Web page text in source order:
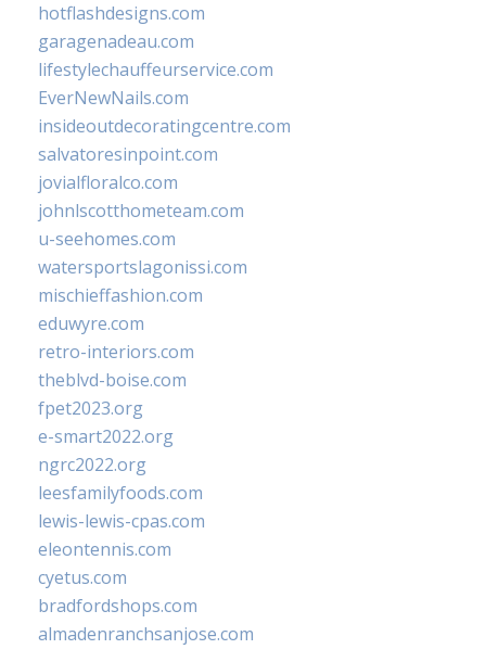
hotflashdesigns.com
garagenadeau.com
lifestylechauffeurservice.com
EverNewNails.com
insideoutdecoratingcentre.com
salvatoresinpoint.com
jovialfloralco.com
johnlscotthometeam.com
u-seehomes.com
watersportslagonissi.com
mischieffashion.com
eduwyre.com
retro-interiors.com
theblvd-boise.com
fpet2023.org
e-smart2022.org
ngrc2022.org
leesfamilyfoods.com
lewis-lewis-cpas.com
eleontennis.com
cyetus.com
bradfordshops.com
almadenranchsanjose.com